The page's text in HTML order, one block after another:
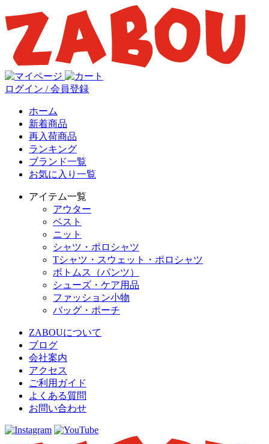
ログイン / 会員登録
ホーム
新着商品
再入荷商品
ランキング
ブランド一覧
お気に入り一覧
アイテム一覧
アウター
ベスト
ニット
シャツ・ポロシャツ
Tシャツ・スウェット・ポロシャツ
ボトムス（パンツ）
シューズ・ケア用品
ファッション小物
バッグ・ポーチ
ZABOUについて
ブログ
会社案内
アクセス
ご利用ガイド
よくある質問
お問い合わせ